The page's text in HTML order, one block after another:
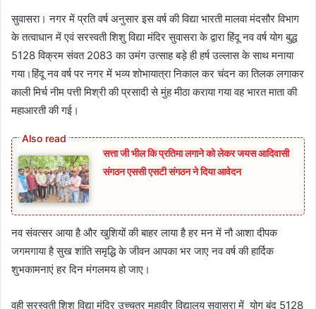
सुवासरा। नगर में प्रति वर्ष अनुसार इस वर्ष की विद्या भारती मालवा मंदसौर विभाग
के तत्वाधान में एवं सरस्वती शिशु विद्या मंदिर सुवासरा के द्वारा हिंदू नव वर्ष योग बुद्ध
5128 विक्रम संवत 2083 का उमंग उत्साह बड़े ही हर्ष उल्लास के साथ मनाया
गया।हिंदू नव वर्ष पर नगर में भव्य शोभायात्रा निकाल कर चंदन का तिलक लगाकर
काली मिर्च नीम पत्ती मिश्री की प्रसादी से मुंह मीठा कराया गया वह भारत माता की
महाआरती की गई।
सत्ता जी भील कि प्रतिमा लगाने को लेकर जयस आदिवासी
संगठन एससी एसटी संगठन ने दिया आवेदन
नव संवत्सर आया है और खुशियों की बाहर लाया है हर मन में नौ आशा दीपक
जगमगाया है सुख शांति समृद्धि के जीवन आपका भर जाए नव वर्ष की हार्दिक
शुभकामनाएं हर दिन मंगलमय हो जाए।
वही सरस्वती शिशु विद्या मंदिर उच्चतर महावीर विद्यालय सुवासरा में योग बंद 5128